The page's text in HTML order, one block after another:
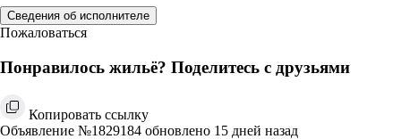
Сведения об исполнителе
Пожаловаться
Понравилось жильё? Поделитесь с друзьями
Копировать ссылку
Объявление №1829184 обновлено 15 дней назад